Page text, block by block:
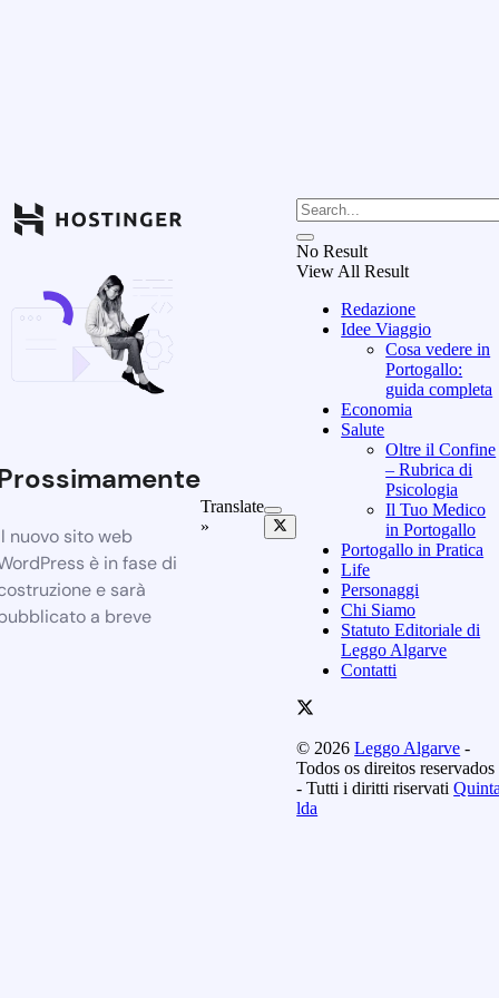
nuovo sito web
è in fase di
e sarà
a breve
Translate
»
No Result
View All Result
Redazione
Idee Viaggio
Cosa vedere in
Portogallo:
guida completa
Economia
Salute
Oltre il Confine
– Rubrica di
Psicologia
Il Tuo Medico
in Portogallo
Portogallo in Pratica
Life
Personaggi
Chi Siamo
Statuto Editoriale di
Leggo Algarve
Contatti
© 2026Leggo Algarve -
Todos os direitos reservados
- Tutti i diritti riservati
lda